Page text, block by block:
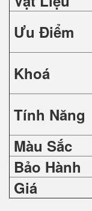
Ưu Điểm
Khoá
Tính Năng
Màu Sắc
Bảo Hành
Giá